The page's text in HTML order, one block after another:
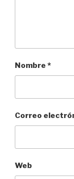
Nombre *
Correo
Web